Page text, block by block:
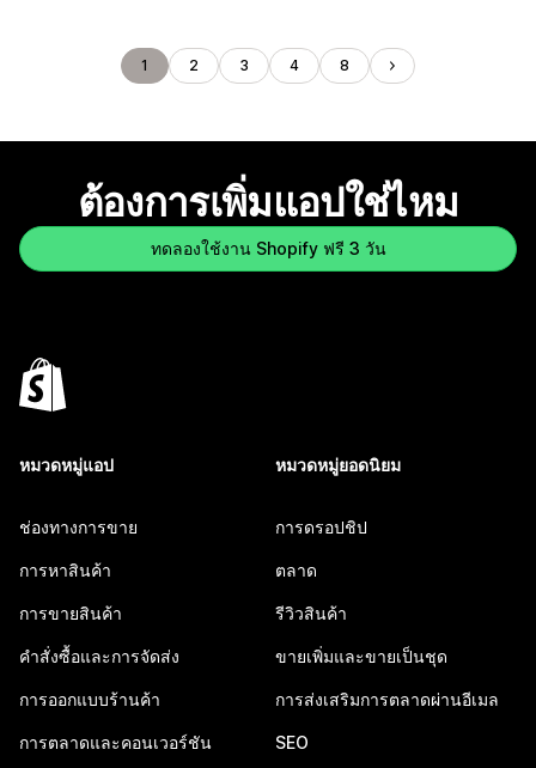
1 2 3 4 8
ต้องการเพิ่มแอปใช่ไหม
ทดลองใช้งาน Shopify ฟรี 3 วัน
หมวดหมู่แอป
ช่องทางการขาย
การหาสินค้า
การขายสินค้า
คำสั่งซื้อและการจัดส่ง
การออกแบบร้านค้า
การตลาดและคอนเวอร์ชัน
หมวดหมู่ยอดนิยม
การดรอปชิป
ตลาด
รีวิวสินค้า
ขายเพิ่มและขายเป็นชุด
การส่งเสริมการตลาดผ่านอีเมล
SEO